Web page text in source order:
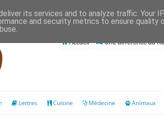
Accueil Une différence au
Lettres Cuisine Médecine Animaux
its services and to analyze traffic. Your
and security metrics to ensure quality